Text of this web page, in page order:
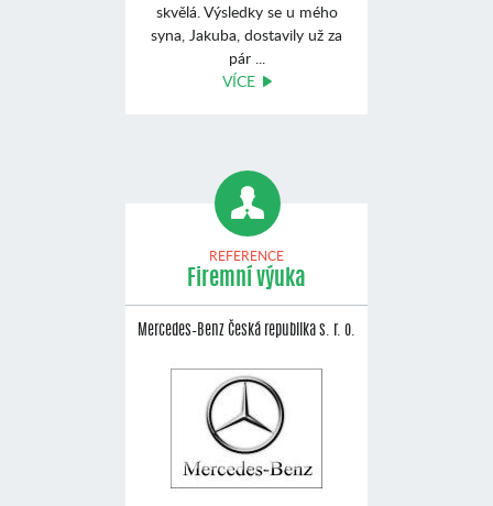
skvělá. Výsledky se u mého
syna, Jakuba, dostavily už za
pár ...
VÍCE
REFERENCE
Firemní výuka
Mercedes–Benz Česká republika s. r. o.